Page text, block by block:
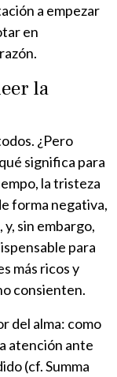
a empezar
en
la
¿Pero
significa para
la tristeza
forma negativa,
sin embargo,
para
más ricos y
consienten.
del alma: como
atención ante
(cf. Summa